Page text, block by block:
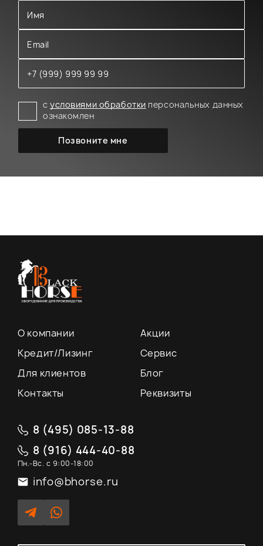
сусловиями обработки персональных данных
ознакомлен
О компании
Акции
Кредит/Лизинг
Сервис
Для клиентов
Блог
Контакты
Реквизиты
8 (495) 085-13-88
8 (916) 444-40-88
Пн.-Вс. с 9:00-18:00
info@bhorse.ru